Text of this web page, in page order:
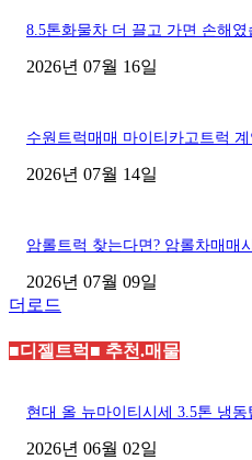
8.5톤화물차 더 끌고 가면 손해
2026년 07월 16일
수원트럭매매 마이티카고트럭
2026년 07월 14일
암롤트럭 찾는다면? 암롤차매매
2026년 07월 09일
더로드
■디젤트럭■ 추천.매물
현대 올 뉴마이티시세 3.5톤 냉
2026년 06월 02일